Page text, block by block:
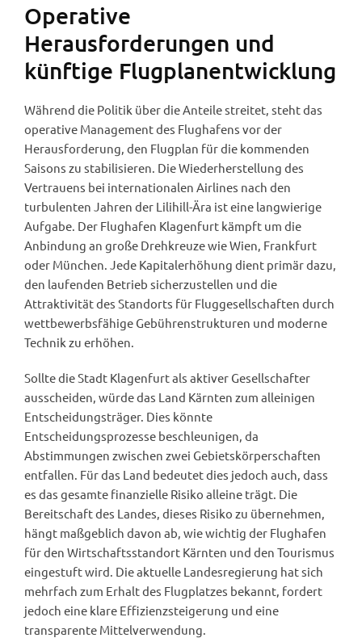
Operative
Herausforderungen und
künftige Flugplanentwicklung
Während die Politik über die Anteile streitet, steht das
operative Management des Flughafens vor der
Herausforderung, den Flugplan für die kommenden
Saisons zu stabilisieren. Die Wiederherstellung des
Vertrauens bei internationalen Airlines nach den
turbulenten Jahren der Lilihill-Ära ist eine langwierige
Aufgabe. Der Flughafen Klagenfurt kämpft um die
Anbindung an große Drehkreuze wie Wien, Frankfurt
oder München. Jede Kapitalerhöhung dient primär dazu,
den laufenden Betrieb sicherzustellen und die
Attraktivität des Standorts für Fluggesellschaften durch
wettbewerbsfähige Gebührenstrukturen und moderne
Technik zu erhöhen.
Sollte die Stadt Klagenfurt als aktiver Gesellschafter
ausscheiden, würde das Land Kärnten zum alleinigen
Entscheidungsträger. Dies könnte
Entscheidungsprozesse beschleunigen, da
Abstimmungen zwischen zwei Gebietskörperschaften
entfallen. Für das Land bedeutet dies jedoch auch, dass
es das gesamte finanzielle Risiko alleine trägt. Die
Bereitschaft des Landes, dieses Risiko zu übernehmen,
hängt maßgeblich davon ab, wie wichtig der Flughafen
für den Wirtschaftsstandort Kärnten und den Tourismus
eingestuft wird. Die aktuelle Landesregierung hat sich
mehrfach zum Erhalt des Flugplatzes bekannt, fordert
jedoch eine klare Effizienzsteigerung und eine
transparente Mittelverwendung.